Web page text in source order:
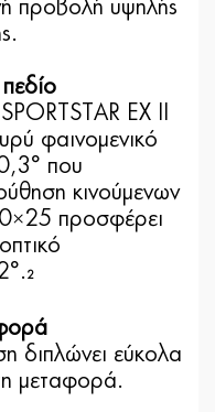
προβολή υψηλής
EX II
φαινομενικό
που
κινούμενων
προσφέρει
2
διπλώνει εύκολα
μεταφορά.